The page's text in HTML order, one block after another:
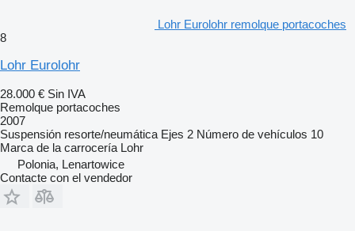
Lohr Eurolohr remolque portacoches
8
Lohr Eurolohr
28.000 € Sin IVA
Remolque portacoches
2007
Suspensión resorte/neumática Ejes 2 Número de vehículos 10
Marca de la carrocería Lohr
Polonia, Lenartowice
Contacte con el vendedor